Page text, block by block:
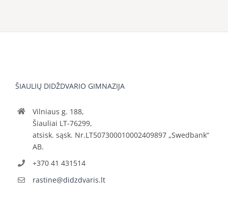
ŠIAULIŲ DIDŽDVARIO GIMNAZIJA
Vilniaus g. 188,
Šiauliai LT-76299,
atsisk. sąsk. Nr.LT507300010002409897 „Swedbank“
AB.
+370 41 431514
rastine@didzdvaris.lt